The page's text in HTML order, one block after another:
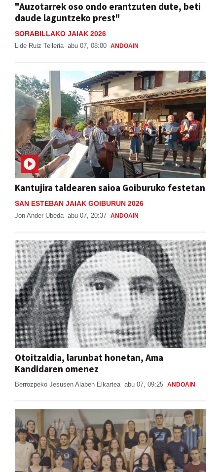
"Auzotarrek oso ondo erantzuten dute, beti
daude laguntzeko prest"
SORABILLAKO JAIAK 2026
Lide Ruiz Telleria abu 07, 08:00 ANDOAIN
Kantujira taldearen saioa Goiburuko festetan
SAN ESTEBAN JAIAK GOIBURUN 2026
Jon Ander Ubeda abu 07, 20:37 ANDOAIN
Otoitzaldia, larunbat honetan, Ama
Kandidaren omenez
Berrozpeko Jesusen Alaben Elkartea abu 07, 09:25 ANDOAIN